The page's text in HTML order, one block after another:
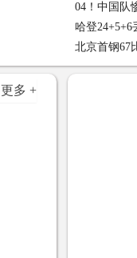
04！中国队
了 01-26
哈登
安慰 01-26
北京首钢67
NBA杨瀚森
更多 +